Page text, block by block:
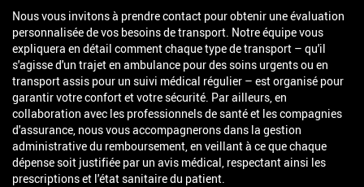
Nous vous invitons à prendre contact pour obtenir une évaluation
personnalisée de vos besoins de transport. Notre équipe vous
expliquera en détail comment chaque type de transport – qu'il
s'agisse d'un trajet en ambulance pour des soins urgents ou en
transport assis pour un suivi médical régulier – est organisé pour
garantir votre confort et votre sécurité. Par ailleurs, en
collaboration avec les professionnels de santé et les compagnies
d'assurance, nous vous accompagnerons dans la gestion
administrative du remboursement, en veillant à ce que chaque
dépense soit justifiée par un avis médical, respectant ainsi les
prescriptions et l'état sanitaire du patient.